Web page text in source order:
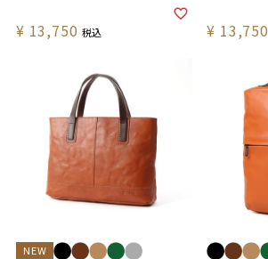
¥ 13,750 税込 ¥ 13,750
NEW